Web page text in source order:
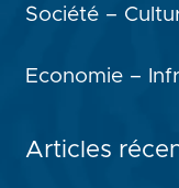
Société –
Economie –
Articles